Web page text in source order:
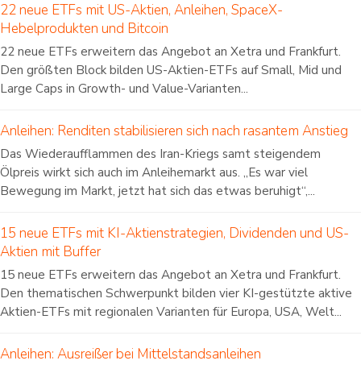
22 neue ETFs mit US-Aktien, Anleihen, SpaceX-
Hebelprodukten und Bitcoin
22 neue ETFs erweitern das Angebot an Xetra und Frankfurt.
Den größten Block bilden US-Aktien-ETFs auf Small, Mid und
Large Caps in Growth- und Value-Varianten...
Anleihen: Renditen stabilisieren sich nach rasantem Anstieg
Das Wiederaufflammen des Iran-Kriegs samt steigendem
Ölpreis wirkt sich auch im Anleihemarkt aus. „Es war viel
Bewegung im Markt, jetzt hat sich das etwas beruhigt“,...
15 neue ETFs mit KI-Aktienstrategien, Dividenden und US-
Aktien mit Buffer
15 neue ETFs erweitern das Angebot an Xetra und Frankfurt.
Den thematischen Schwerpunkt bilden vier KI-gestützte aktive
Aktien-ETFs mit regionalen Varianten für Europa, USA, Welt...
Anleihen: Ausreißer bei Mittelstandsanleihen